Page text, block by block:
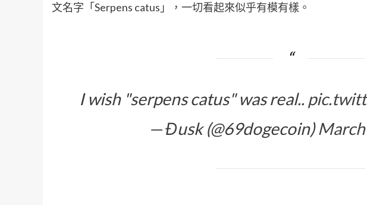
文名字「Serpens catus」，一切看起來似乎有模有樣。
I wish "serpens catus" was real..
— Ɖusk (@69dogecoin)